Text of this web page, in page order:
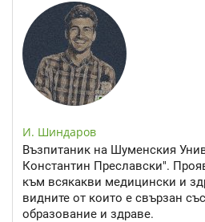
И. Шиндаров
Възпитаник на Шуменския
Константин Преславски".
към всякакви медицински и
видните от които е свързан
образование и здраве.